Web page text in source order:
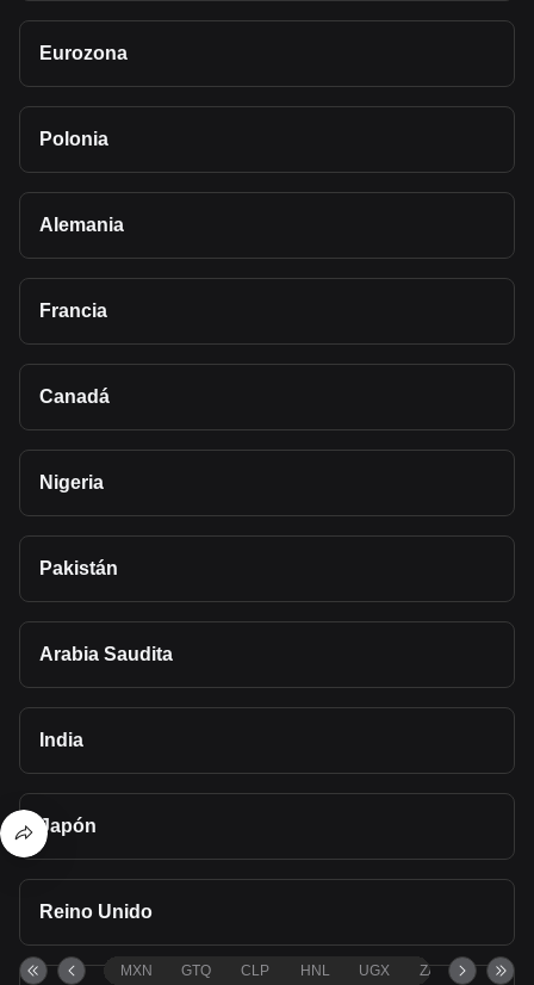
Eurozona
Polonia
Alemania
Francia
Canadá
Nigeria
Pakistán
Arabia Saudita
India
Japón
Reino Unido
MXN GTQ CLP HNL UGX ZAR TND